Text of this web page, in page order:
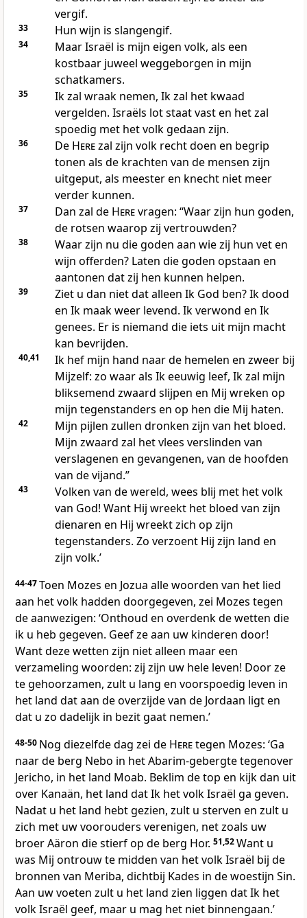
vergif.
33 Hun wijn is slangengif.
34
Maar Israël is mijn eigen volk, als een
kostbaar juweel weggeborgen in mijn
schatkamers.
35
Ik zal wraak nemen, Ik zal het kwaad
vergelden. Israëls lot staat vast en het zal
spoedig met het volk gedaan zijn.
36 De Herezal zijn volk recht doen en begrip
tonen als de krachten van de mensen zijn
uitgeput, als meester en knecht niet meer
verder kunnen.
37 Dan zal de Herevragen: “Waar zijn hun goden,
de rotsen waarop zij vertrouwden?
38
Waar zijn nu die goden aan wie zij hun vet en
wijn offerden? Laten die goden opstaan en
aantonen dat zij hen kunnen helpen.
39
Ziet u dan niet dat alleen Ik God ben? Ik dood
en Ik maak weer levend. Ik verwond en Ik
genees. Er is niemand die iets uit mijn macht
kan bevrijden.
40,41
Ik hef mijn hand naar de hemelen en zweer bij
Mijzelf: zo waar als Ik eeuwig leef, Ik zal mijn
bliksemend zwaard slijpen en Mij wreken op
mijn tegenstanders en op hen die Mij haten.
42
Mijn pijlen zullen dronken zijn van het bloed.
Mijn zwaard zal het vlees verslinden van
verslagenen en gevangenen, van de hoofden
van de vijand.”
43
Volken van de wereld, wees blij met het volk
van God! Want Hij wreekt het bloed van zijn
dienaren en Hij wreekt zich op zijn
tegenstanders. Zo verzoent Hij zijn land en
zijn volk.’
44-47Toen Mozes en Jozua alle woorden van het lied
aan het volk hadden doorgegeven, zei Mozes tegen
de aanwezigen: ‘Onthoud en overdenk de wetten die
ik u heb gegeven. Geef ze aan uw kinderen door!
Want deze wetten zijn niet alleen maar een
verzameling woorden: zij zijn uw hele leven! Door ze
te gehoorzamen, zult u lang en voorspoedig leven in
het land dat aan de overzijde van de Jordaan ligt en
dat u zo dadelijk in bezit gaat nemen.’
48-50 Nog diezelfde dag zei de Heretegen Mozes: ‘Ga
naar de berg Nebo in het Abarim-gebergte tegenover
Jericho, in het land Moab. Beklim de top en kijk dan uit
over Kanaän, het land dat Ik het volk Israël ga geven.
Nadat u het land hebt gezien, zult u sterven en zult u
zich met uw voorouders verenigen, net zoals uw
broer Aäron die stierf op de berg Hor. 51,52Want u
was Mij ontrouw te midden van het volk Israël bij de
bronnen van Meriba, dichtbij Kades in de woestijn Sin.
Aan uw voeten zult u het land zien liggen dat Ik het
volk Israël geef, maar u mag het niet binnengaan.’